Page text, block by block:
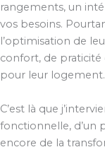
rangements, un
vos besoins.
l’optimisation de
confort, de
pour leur logement.
C’est là que
fonctionnelle, d’un
encore de la